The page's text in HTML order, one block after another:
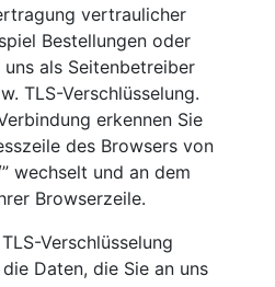
vertraulicher
Bestellungen oder
als Seitenbetreiber
TLS-Verschlüsselung.
erkennen Sie
des Browsers von
wechselt und an dem
Browserzeile.
Verschlüsselung
Daten, die Sie an uns